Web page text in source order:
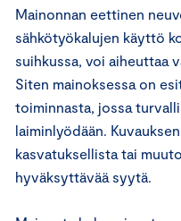
Mainonnan eettinen
sähkötyökalujen käyttö
suihkussa, voi aiheuttaa
Siten mainoksessa on
toiminnasta, jossa
laiminlyödään.
kasvatuksellista tai
hyväksyttävää syytä.